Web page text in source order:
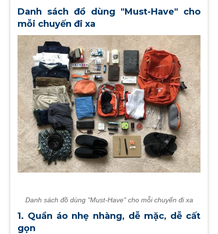
Danh sách đồ dùng "Must-Have" cho
mỗi chuyến đi xa
Danh sách đồ dùng "Must-Have" cho mỗi chuyến đi xa
1. Quần áo nhẹ nhàng, dễ mặc, dễ cất
gọn